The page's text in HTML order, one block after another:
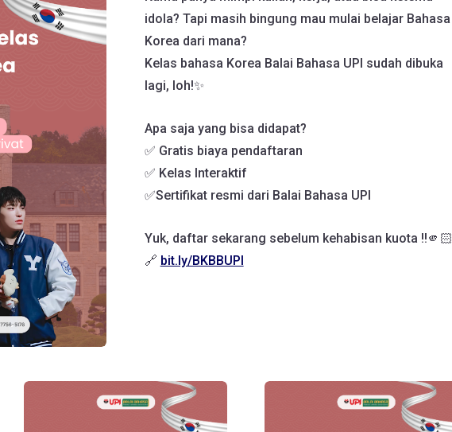
idola? Tapi masih bingung mau mulai belajar Bahasa
Korea dari mana?
Kelas bahasa Korea Balai Bahasa UPI sudah dibuka
lagi, loh!✨
Apa saja yang bisa didapat?
✅ Gratis biaya pendaftaran
✅ Kelas Interaktif
✅Sertifikat resmi dari Balai Bahasa UPI
Yuk, daftar sekarang sebelum kehabisan kuota !!🫵🏻
🔗 bit.ly/BKBBUPI